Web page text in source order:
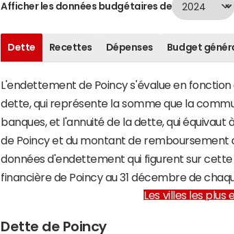
Afficher les données budgétaires de
Dette Recettes Dépenses Budget
L'endettement de Poincy s'évalue en
dette, qui représente la somme que la
banques, et l'annuité de la dette, qui
de Poincy et du montant de remboursement
données d'endettement qui figurent sur
financière de Poincy au 31 décembre de
Les villes les plus
Dette de Poincy